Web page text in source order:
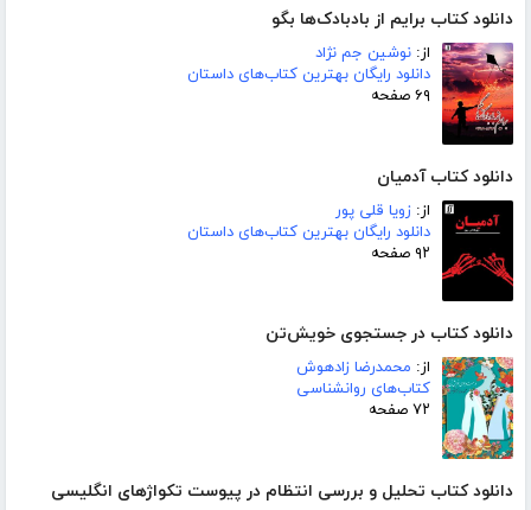
دانلود کتاب برایم از بادبادک‌ها بگو
از: نوشین جم نژاد
دانلود رایگان بهترین کتاب‌های داستان
۶۹ صفحه
دانلود کتاب آدمیان
از: زویا قلی پور
دانلود رایگان بهترین کتاب‌های داستان
۹۲ صفحه
دانلود کتاب در جستجوی خویش‌تن
از: محمدرضا زادهوش
کتاب‌های روانشناسی
۷۲ صفحه
دانلود کتاب تحلیل و بررسی انتظام در پیوست تکواژهای انگلیسی